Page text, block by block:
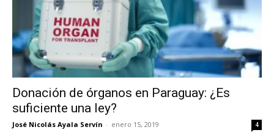
Donación de órganos en Paraguay: ¿Es
suficiente una ley?
José Nicolás Ayala Servín - enero 15, 2019 4